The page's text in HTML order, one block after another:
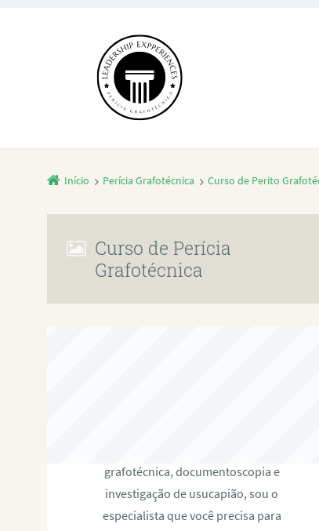
Início Perícia Grafotécnica Curso de Perito
Curso de Perícia
Grafotécnica
grafotécnica, documentoscopia e
investigação de usucapião, sou o
especialista que você precisa para